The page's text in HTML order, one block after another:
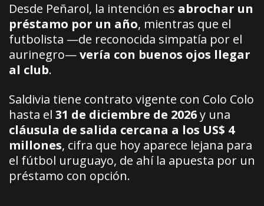
Desde Peñarol, la intención es abrochar un
préstamo por un año, mientras que el
futbolista —de reconocida simpatía por el
aurinegro—vería con buenos ojos llegar
al club.
Saldivia tiene contrato vigente con Colo Colo
hasta el 31 de diciembre de 2026y una
cláusula de salida cercana a los US$ 4
millones, cifra que hoy aparece lejana para
el fútbol uruguayo, de ahí la apuesta por un
préstamo con opción.